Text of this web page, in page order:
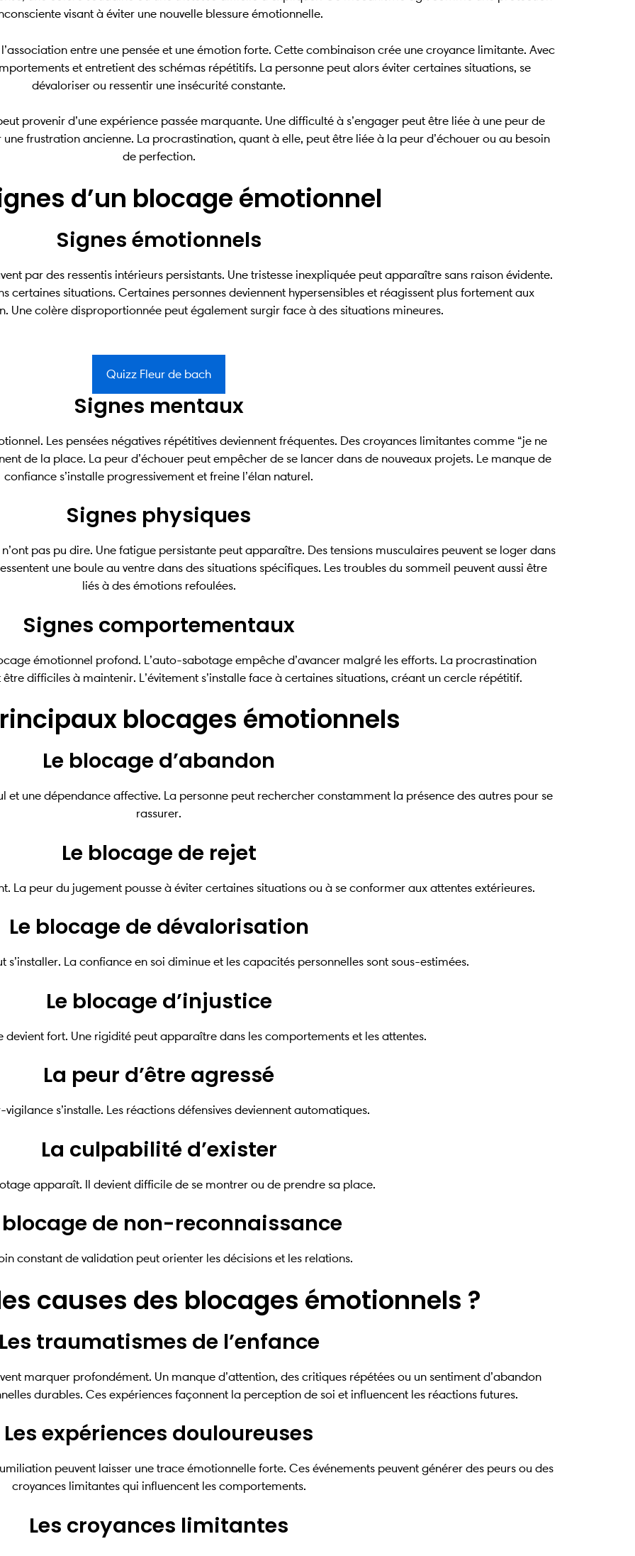
visant à éviter une nouvelle blessure émotionnelle.
entre une pensée et une émotion forte. Cette combinaison crée une croyance limitante. Avec
et entretient des schémas répétitifs. La personne peut alors éviter certaines situations, se
dévaloriser ou ressentir une insécurité constante.
provenir d’une expérience passée marquante. Une difficulté à s’engager peut être liée à une peur de
frustration ancienne. La procrastination, quant à elle, peut être liée à la peur d’échouer ou au besoin
de perfection.
d’un blocage émotionnel
Signes émotionnels
par des ressentis intérieurs persistants. Une tristesse inexpliquée peut apparaître sans raison évidente.
certaines situations. Certaines personnes deviennent hypersensibles et réagissent plus fortement aux
Une colère disproportionnée peut également surgir face à des situations mineures.
Quizz Fleur de bach
Signes mentaux
Les pensées négatives répétitives deviennent fréquentes. Des croyances limitantes comme “je ne
de la place. La peur d’échouer peut empêcher de se lancer dans de nouveaux projets. Le manque de
confiance s’installe progressivement et freine l’élan naturel.
Signes physiques
pas pu dire. Une fatigue persistante peut apparaître. Des tensions musculaires peuvent se loger dans
une boule au ventre dans des situations spécifiques. Les troubles du sommeil peuvent aussi être
liés à des émotions refoulées.
Signes comportementaux
émotionnel profond. L’auto-sabotage empêche d’avancer malgré les efforts. La procrastination
difficiles à maintenir. L’évitement s’installe face à certaines situations, créant un cercle répétitif.
blocages émotionnels
Le blocage d’abandon
et une dépendance affective. La personne peut rechercher constamment la présence des autres pour se
rassurer.
Le blocage de rejet
La peur du jugement pousse à éviter certaines situations ou à se conformer aux attentes extérieures.
Le blocage de dévalorisation
s’installer. La confiance en soi diminue et les capacités personnelles sont sous-estimées.
Le blocage d’injustice
devient fort. Une rigidité peut apparaître dans les comportements et les attentes.
La peur d’être agressé
vigilance s’installe. Les réactions défensives deviennent automatiques.
La culpabilité d’exister
apparaît. Il devient difficile de se montrer ou de prendre sa place.
blocage de non-reconnaissance
constant de validation peut orienter les décisions et les relations.
causes des blocages émotionnels ?
Les traumatismes de l’enfance
marquer profondément. Un manque d’attention, des critiques répétées ou un sentiment d’abandon
durables. Ces expériences façonnent la perception de soi et influencent les réactions futures.
Les expériences douloureuses
peuvent laisser une trace émotionnelle forte. Ces événements peuvent générer des peurs ou des
croyances limitantes qui influencent les comportements.
Les croyances limitantes